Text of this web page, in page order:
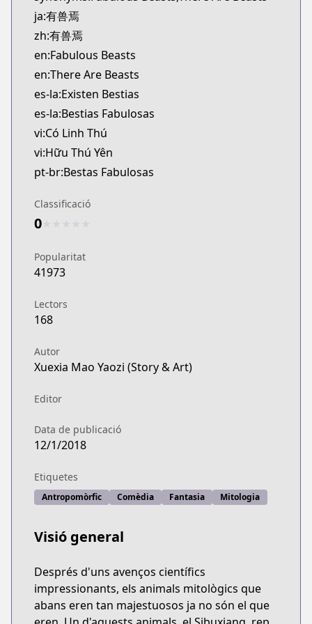
ja:有兽焉
zh:有兽焉
en:Fabulous Beasts
en:There Are Beasts
es-la:Existen Bestias
es-la:Bestias Fabulosas
vi:Có Linh Thú
vi:Hữu Thú Yên
pt-br:Bestas Fabulosas
Classificació
0
Popularitat
41973
Lectors
168
Autor
Xuexia Mao Yaozi (Story & Art)
Editor
Data de publicació
12/1/2018
Etiquetes
Antropomòrfic Comèdia Fantasia Mitologia
Visió general
Després d'uns avenços científics
impressionants, els animals mitològics que
abans eren tan majestuosos ja no són el que